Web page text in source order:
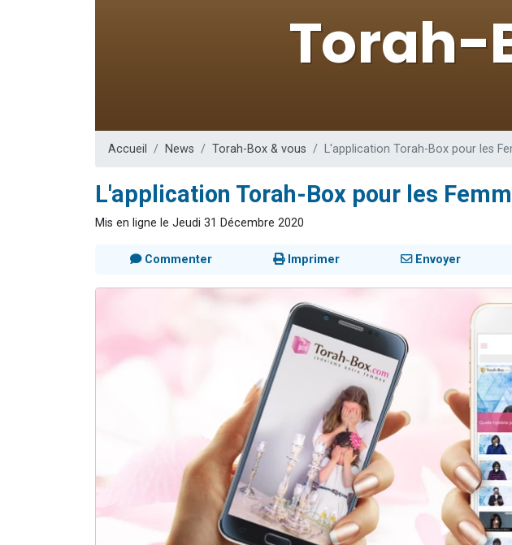
30 personnes viennent de faire un don
Il reste 49 places pour étudier en
Accueil News Torah-Box & vous L'application Torah-Box pour les
L'application Torah-Box pour les
Mis en ligne le Jeudi 31 Décembre 2020
Commenter Imprimer Envoyer